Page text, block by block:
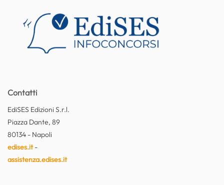
Contatti
EdiSES Edizioni S.r.l.
Piazza Dante, 89
80134 - Napoli
edises.it-
assistenza.edises.it